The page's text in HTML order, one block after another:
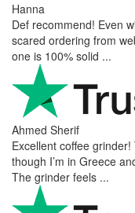
Hanna
Def recommend! Even
scared ordering from
one is 100% solid ...
Ahmed Sherif
Excellent coffee
though I’m in Greece
The grinder feels ...